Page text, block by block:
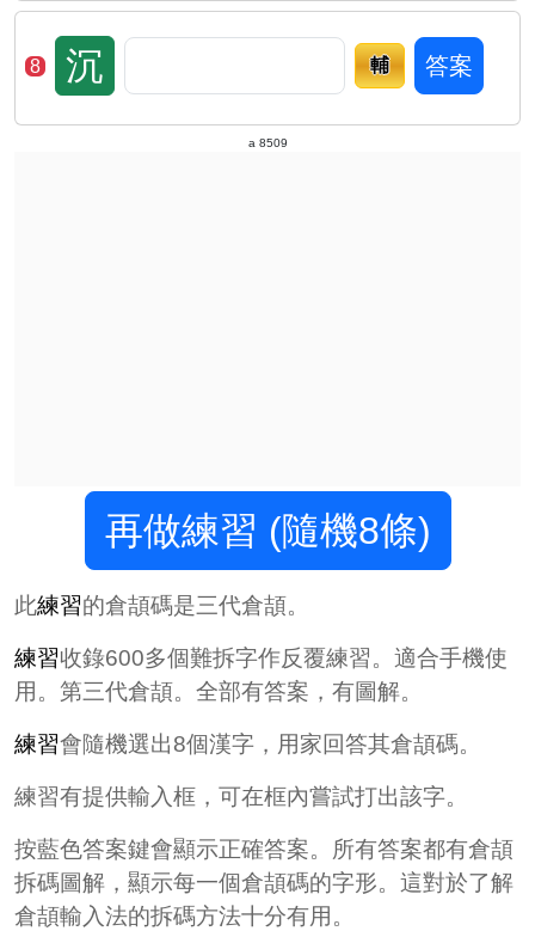
8 沉 輔 答案
a 8509
再做練習 (隨機8條)
此練習的倉頡碼是三代倉頡。
練習收錄600多個難拆字作反覆練習。適合手機使
用。第三代倉頡。全部有答案，有圖解。
練習會隨機選出8個漢字，用家回答其倉頡碼。
練習有提供輸入框，可在框內嘗試打出該字。
按藍色答案鍵會顯示正確答案。所有答案都有倉頡
拆碼圖解，顯示每一個倉頡碼的字形。這對於了解
倉頡輸入法的拆碼方法十分有用。